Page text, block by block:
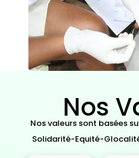
Nos
Nos valeurs sont basées
Solidarité-Equité-